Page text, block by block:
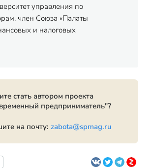
управления по
член Союза «Палаты
и налоговых
стать автором проекта
предприниматель"?
на почту:zabota@spmag.ru